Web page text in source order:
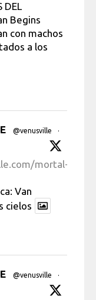
DEL
Begins
con machos
a los
@venusville
·
mortal-
Van
cielos
@venusville
·